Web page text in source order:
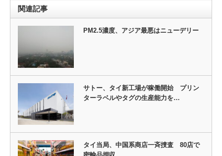
関連記事
PM2.5濃度、アジア最悪はニューデリー
サトー、タイ新工場が稼働開始 プリン
ターラベルやタグの生産能力を…
タイ当局、中国系商店一斉捜査 80店で